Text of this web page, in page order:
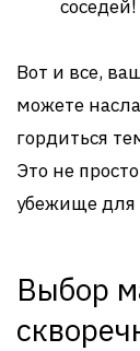
соседей!
Вот и все,
можете
гордиться
Это не
убежище для
Выбор